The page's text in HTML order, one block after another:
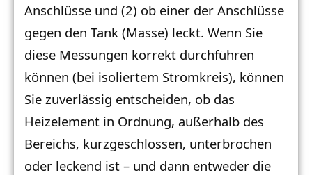
Anschlüsse und (2) ob einer der Anschlüsse
gegen den Tank (Masse) leckt. Wenn Sie
diese Messungen korrekt durchführen
können (bei isoliertem Stromkreis), können
Sie zuverlässig entscheiden, ob das
Heizelement in Ordnung, außerhalb des
Bereichs, kurzgeschlossen, unterbrochen
oder leckend ist – und dann entweder die